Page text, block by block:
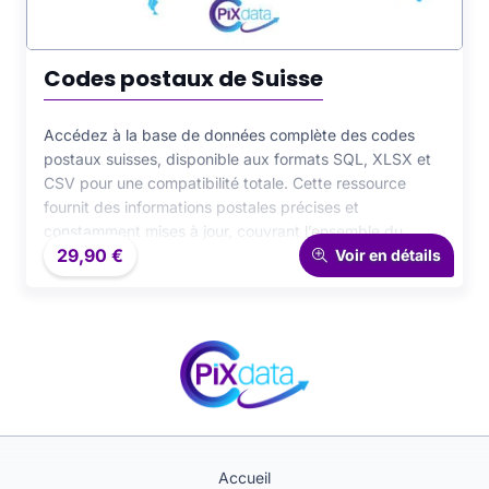
Codes postaux de Suisse
Accédez à la base de données complète des codes
postaux suisses, disponible aux formats SQL, XLSX et
CSV pour une compatibilité totale. Cette ressource
fournit des informations postales précises et
constamment mises à jour, couvrant l’ensemble du
territoire suisse. Idéale pour les applications de
géolocalisation, d’analyse logistique ou de gestion CRM,
exigeant exactitude et performance.
29,90 € Voir en détails
Accueil